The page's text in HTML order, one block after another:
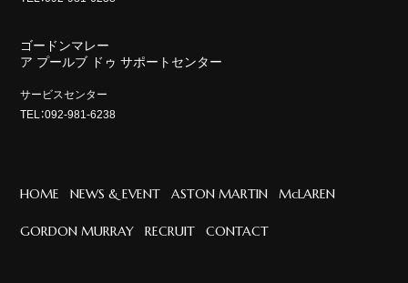
ゴードンマレー
ア プールブ ドゥ サポートセンター
サービスセンター
TEL：092-981-6238
HOME NEWS & EVENT ASTON MARTIN McLAREN
GORDON MURRAY RECRUIT CONTACT